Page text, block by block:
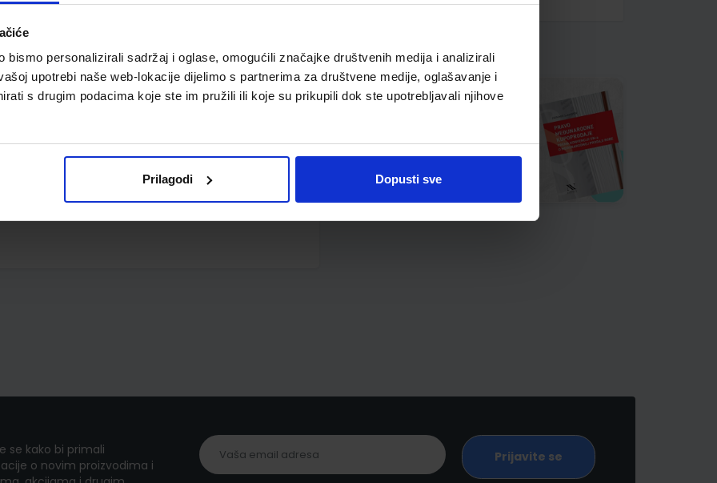
bismo personalizirali sadržaj i oglase, omogućili značajke društvenih medija i analizirali
upotrebi naše web-lokacije dijelimo s partnerima za društvene medije, oglašavanje i
s drugim podacima koje ste im pružili ili koje su prikupili dok ste upotrebljavali njihove
Prilagodi Dopusti sve
visina 310 mm; kapacitet 14l
se kako bi primali
o novim proizvodima i